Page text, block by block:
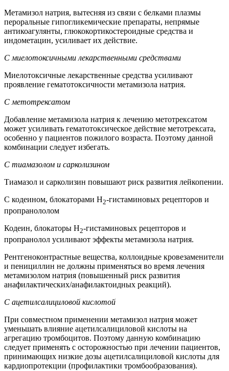
Метамизол натрия, вытесняя из связи с белками плазмы
пероральные гипогликемические препараты, непрямые
антикоагулянты, глюкокортикостероидные средства и
индометацин, усиливает их действие.
С миелотоксичными лекарственными средствами
Миелотоксичные лекарственные средства усиливают
проявление гематотоксичности метамизола натрия.
С метотрексатом
Добавление метамизола натрия к лечению метотрексатом
может усиливать гематотоксическое действие метотрексата,
особенно у пациентов пожилого возраста. Поэтому данной
комбинации следует избегать.
С тиамазолом и сарколизином
Тиамазол и сарколизин повышают риск развития лейкопении.
С кодеином, блокаторами Н2-гистаминовых рецепторов и
пропранололом
Кодеин, блокаторы Н2-гистаминовых рецепторов и
пропранолол усиливают эффекты метамизола натрия.
Рентгеноконтрастные вещества, коллоидные кровезаменители
и пенициллин не должны применяться во время лечения
метамизолом натрия (повышенный риск развития
анафилактических/анафилактоидных реакций).
С ацетилсалициловой кислотой
При совместном применении метамизол натрия может
уменьшать влияние ацетилсалициловой кислоты на
агрегацию тромбоцитов. Поэтому данную комбинацию
следует применять с осторожностью при лечении пациентов,
принимающих низкие дозы ацетилсалициловой кислоты для
кардиопротекции (профилактики тромбообразования).